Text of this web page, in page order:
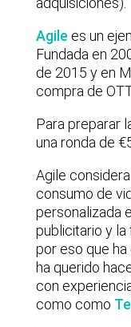
Agilees un
Fundada en
de 2015 y en
compra de
Para preparar
una ronda de
Agile
consumo de
personalizada
publicitario y la
por eso que
ha querido
con
como como